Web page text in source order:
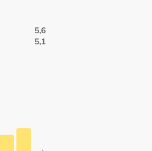
5,6
5,1